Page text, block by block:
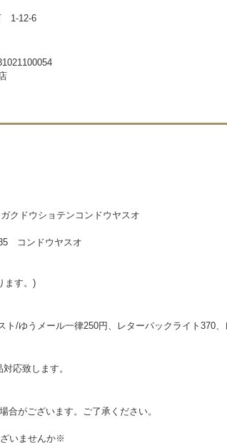
1-12-6
クドウショテンコンドウヤスオ
コンドウヤスオ
ます。)
/ゆうメール一律250円、レターパックライト370
応致します。
がございます。ご了承ください。
いませんか※